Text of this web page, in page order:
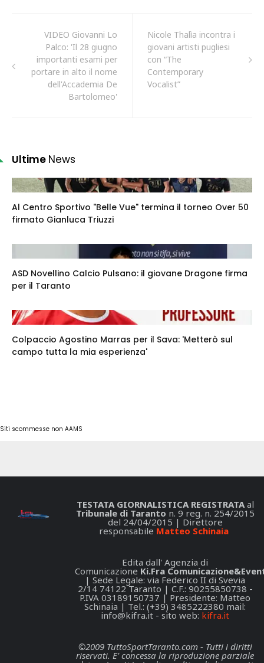
VIDEO Giovanni Lo
Palco: 'Il 28 giugno
importanti esami per
portare in alto il nome
dell'Accademia De
Bartolomeo'
Nicole Thalìa incontra i
giovani artisti pugliesi
con “The
Contemporary
Vocalist”
Ultime News
Al Centro Sportivo "Belle Vue" termina il torneo Over 50
firmato Gianluca Triuzzi
ASD Novellino Calcio Pulsano: il giovane Dragone firma
per il Taranto
Colpaccio Agostino Marras per il Sava: 'Metterò sul
campo tutta la mia esperienza'
Siti scommesse non AAMS
TESTATA GIORNALISTICA REGISTRATAal
Tribunale di Taranto n. 9 reg. n. 254/2015
del 24/04/2015 | Direttore
responsabile Matteo Schinaia
Edita dall' Agenzia di
Comunicazione Ki.Fra
| Sede Legale: via Federico II di Svevia
2/14 74122 Taranto | C.F.: 90255850738 -
P.IVA 03189150737 | Presidente: Matteo
Schinaia | Tel.: (+39) 3485222380 mail:
info@kifra.it - sito web: kifra.it
©2009 TuttoSportTaranto.com - Tutti i diritti
riservati. E' concessa la riproduzione parziale